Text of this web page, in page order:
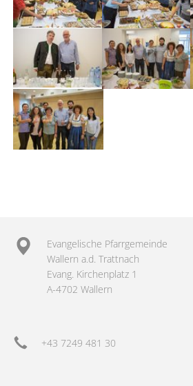
Evangelische Pfarrgemeinde
Wallern a.d. Trattnach
Evang. Kirchenplatz 1
A-4702 Wallern
+43 7249 481 30